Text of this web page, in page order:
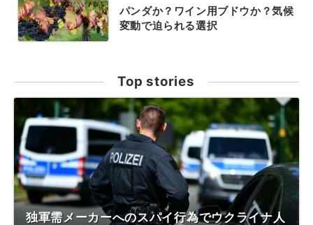
パンダか？ワイン用ブドウか？気候
変動で迫られる選択
Top stories
独軍需メーカーへのスパイ行為でウクライナ人